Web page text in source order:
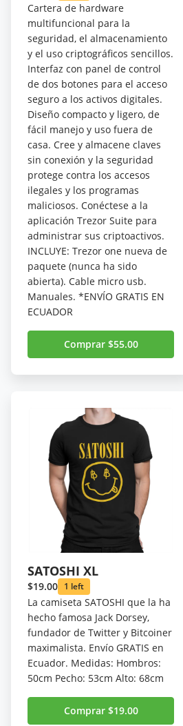
Cartera de hardware
multifuncional para la
seguridad, el almacenamiento
y el uso criptográficos sencillos.
Interfaz con panel de control
de dos botones para el acceso
seguro a los activos digitales.
Diseño compacto y ligero, de
fácil manejo y uso fuera de
casa. Cree y almacene claves
sin conexión y la seguridad
protege contra los accesos
ilegales y los programas
maliciosos. Conéctese a la
aplicación Trezor Suite para
administrar sus criptoactivos.
INCLUYE: Trezor one nueva de
paquete (nunca ha sido
abierta). Cable micro usb.
Manuales. *ENVÍO GRATIS EN
ECUADOR
Comprar $55.00
SATOSHI XL
$19.00 1 left
La camiseta SATOSHI que la ha
hecho famosa Jack Dorsey,
fundador de Twitter y Bitcoiner
maximalista. Envío GRATIS en
Ecuador. Medidas: Hombros:
50cm Pecho: 53cm Alto: 68cm
Comprar $19.00